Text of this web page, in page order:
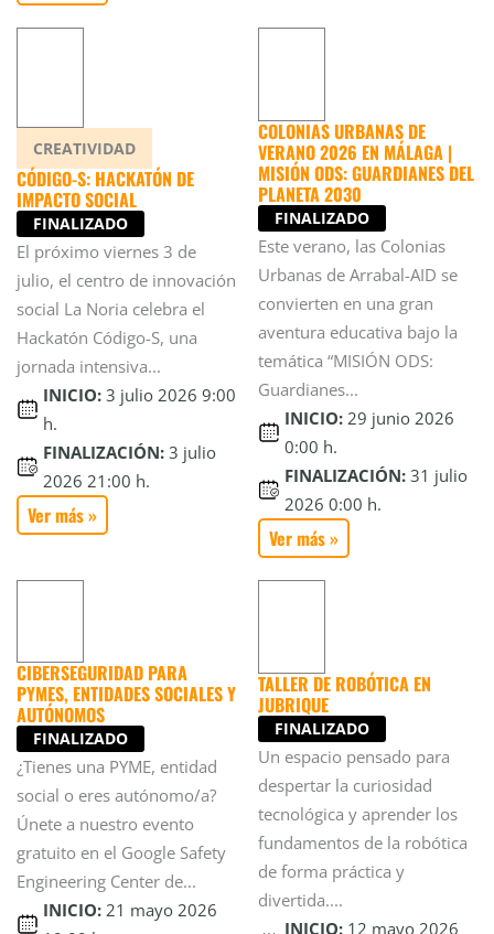
CREATIVIDAD
CÓDIGO-S: HACKATÓN DE
IMPACTO SOCIAL
FINALIZADO
El próximo viernes 3 de
julio, el centro de innovación
social La Noria celebra el
Hackatón Código-S, una
jornada intensiva...
INICIO: 3 julio 2026 9:00
h.
FINALIZACIÓN: 3 julio
2026 21:00 h.
Ver más »
COLONIAS URBANAS DE
VERANO 2026 EN MÁLAGA |
MISIÓN ODS: GUARDIANES DEL
PLANETA 2030
FINALIZADO
Este verano, las Colonias
Urbanas de Arrabal-AID se
convierten en una gran
aventura educativa bajo la
temática “MISIÓN ODS:
Guardianes...
INICIO: 29 junio 2026
0:00 h.
FINALIZACIÓN: 31 julio
2026 0:00 h.
Ver más »
CIBERSEGURIDAD PARA
PYMES, ENTIDADES SOCIALES Y
AUTÓNOMOS
FINALIZADO
¿Tienes una PYME, entidad
social o eres autónomo/a?
Únete a nuestro evento
gratuito en el Google Safety
Engineering Center de...
INICIO: 21 mayo 2026
TALLER DE ROBÓTICA EN
JUBRIQUE
FINALIZADO
Un espacio pensado para
despertar la curiosidad
tecnológica y aprender los
fundamentos de la robótica
de forma práctica y
divertida....
INICIO: 12 mayo 2026